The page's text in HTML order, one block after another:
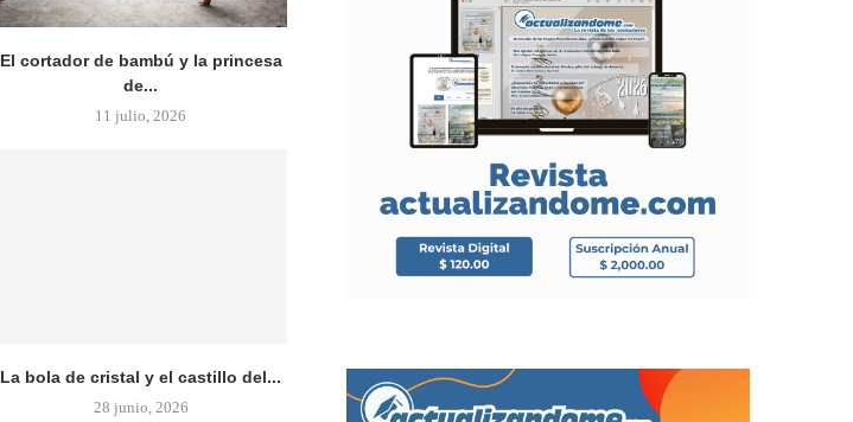
El cortador de bambú y la princesa
de...
11 julio, 2026
La bola de cristal y el castillo del...
28 junio, 2026